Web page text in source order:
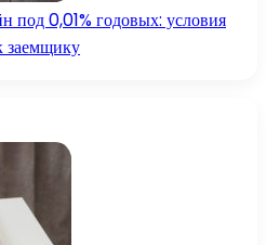
под 0,01% годовых: условия
заемщику